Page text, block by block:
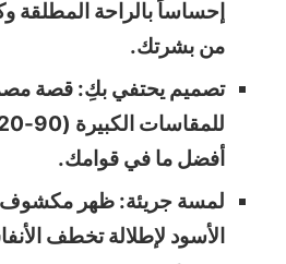
إحساساً بالراحة المطلقة
من بشرتك.
تصميم يحتفي بكِ: قصة
أفضل ما في قوامك.
لمسة جريئة: ظهر مكشوف
الأسود لإطلالة تخطف